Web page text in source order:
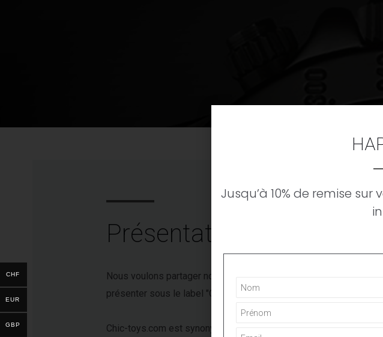
Présentation
Nous voulons partager notre expérience avec vous, en
présenter sous le label "Collector's items".
Chic-toys.com est synonyme de passion, de tradition, de fiabilité
CHF
EUR
GBP
Jusqu’à 10% de remise